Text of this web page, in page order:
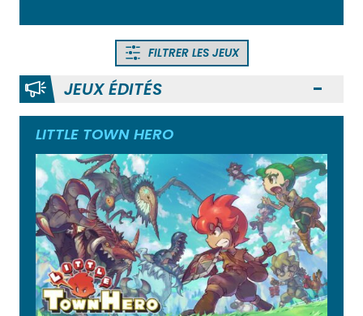
FILTRER LES JEUX
JEUX ÉDITÉS
LITTLE TOWN HERO